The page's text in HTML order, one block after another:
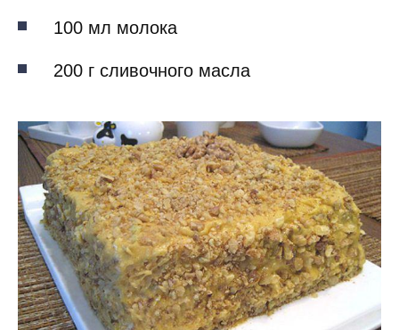
100 мл молока
200 г сливочного масла